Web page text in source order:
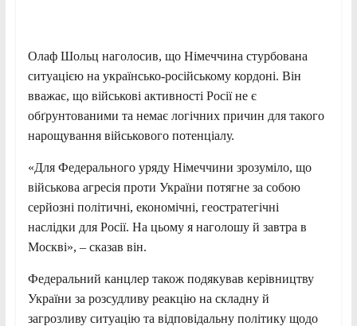
Олаф Шольц наголосив, що Німеччина стурбована
ситуацією на українсько-російському кордоні. Він
вважає, що військові активності Росії не є
обґрунтованими та немає логічних причин для такого
нарощування військового потенціалу.
«Для Федерального уряду Німеччини зрозуміло, що
військова агресія проти України потягне за собою
серйозні політичні, економічні, геостратегічні
наслідки для Росії. На цьому я наголошу й завтра в
Москві», – сказав він.
Федеральний канцлер також подякував керівництву
України за розсудливу реакцію на складну й
загрозливу ситуацію та відповідальну політику щодо